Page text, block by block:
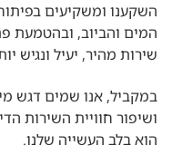
השקענו ומשקיעים
המים והביוב, ובהטמעת
שירות מהיר, יעיל ונגיש
במקביל, אנו שמים דגש
ושיפור חוויית השירות
הוא בלב העשייה שלנו.